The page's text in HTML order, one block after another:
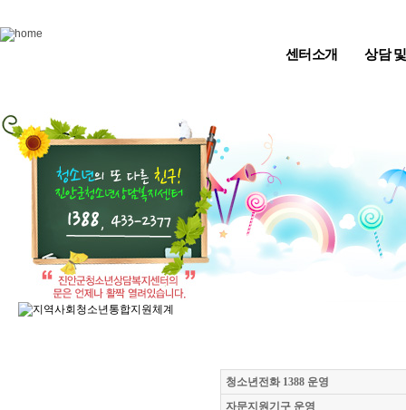
센터소개 상담
청소년전화 1388 운영
자문지원기구 운영